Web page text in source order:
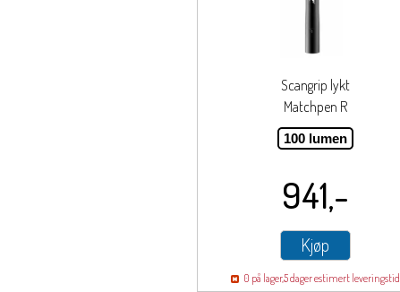
Scangrip lykt
Matchpen R
100 lumen
941,-
Kjøp
0 på lager,5 dager estimert leveringstid